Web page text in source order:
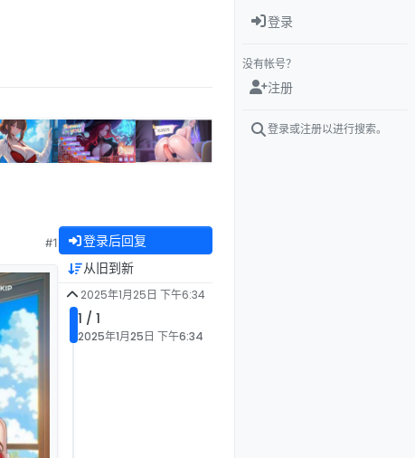
#1 登录后回复
从旧到新
2025年1月25日 下午6:34
1 / 1
2025年1月25日 下午6:34
登录
没有帐号？
注册
登录或注册以进行搜索。